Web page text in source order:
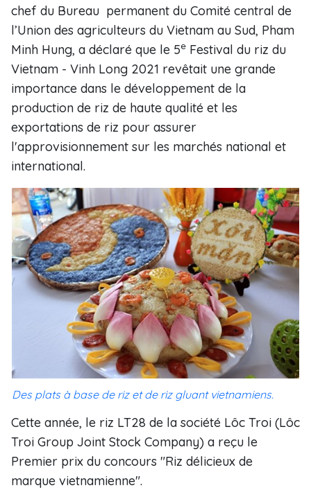
chef du Bureau permanent du Comité central de
l’Union des agriculteurs du Vietnam au Sud, Pham
Minh Hung, a déclaré que le 5e Festival du riz du
Vietnam - Vinh Long 2021 revêtait une grande
importance dans le développement de la
production de riz de haute qualité et les
exportations de riz pour assurer
l'approvisionnement sur les marchés national et
international.
Des plats à base de riz et de riz gluant vietnamiens.
Cette année, le riz LT28 de la société Lôc Troi (Lôc
Troi Group Joint Stock Company) a reçu le
Premier prix du concours "Riz délicieux de
marque vietnamienne".